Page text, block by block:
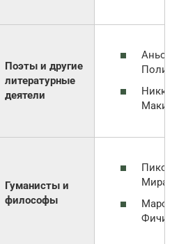
Поэты и другие
литературные
деятели
Аньоло
Гуманисты и
философы
Пико